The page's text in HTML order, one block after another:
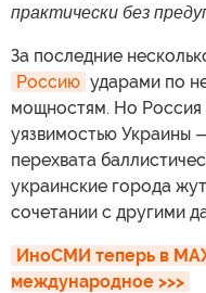
практически без
За последние
Россию ударами по
мощностям. Но Россия
уязвимостью Украины
перехвата
украинские города
сочетании с другими
ИноСМИ теперь в
международное >>>